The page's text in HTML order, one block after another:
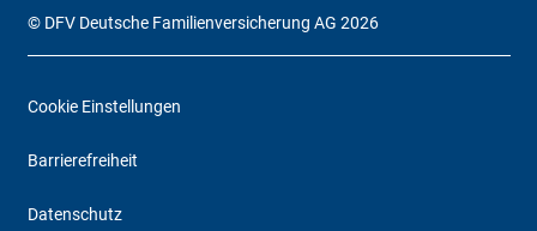
© DFV Deutsche Familienversicherung AG 2026
Cookie Einstellungen
Barrierefreiheit
Datenschutz